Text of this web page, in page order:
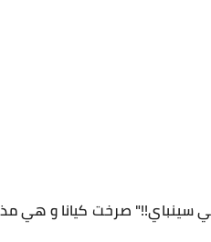
مي سينباي!!" صرخت كيانا و هي